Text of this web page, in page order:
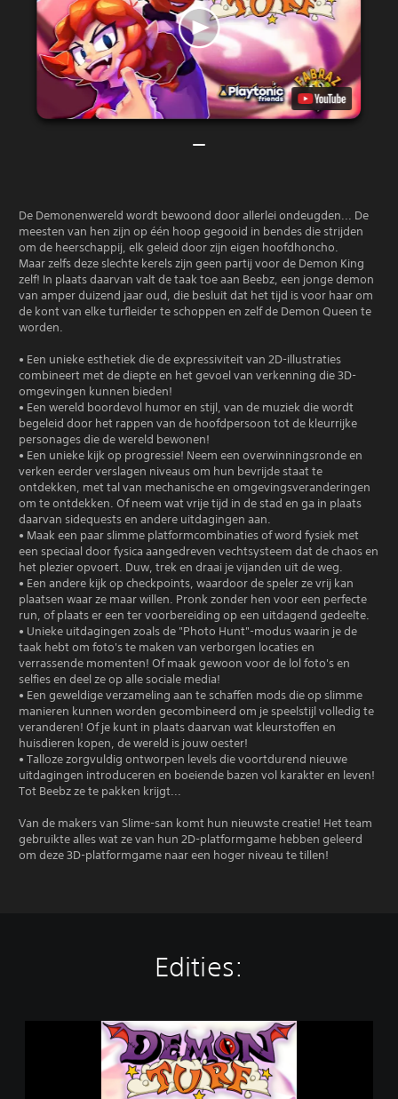
De Demonenwereld wordt bewoond door allerlei ondeugden... De
meesten van hen zijn op één hoop gegooid in bendes die strijden
om de heerschappij, elk geleid door zijn eigen hoofdhoncho.
Maar zelfs deze slechte kerels zijn geen partij voor de Demon King
zelf! In plaats daarvan valt de taak toe aan Beebz, een jonge demon
van amper duizend jaar oud, die besluit dat het tijd is voor haar om
de kont van elke turfleider te schoppen en zelf de Demon Queen te
worden.
• Een unieke esthetiek die de expressiviteit van 2D-illustraties
combineert met de diepte en het gevoel van verkenning die 3D-
omgevingen kunnen bieden!
• Een wereld boordevol humor en stijl, van de muziek die wordt
begeleid door het rappen van de hoofdpersoon tot de kleurrijke
personages die de wereld bewonen!
• Een unieke kijk op progressie! Neem een ​​overwinningsronde en
verken eerder verslagen niveaus om hun bevrijde staat te
ontdekken, met tal van mechanische en omgevingsveranderingen
om te ontdekken. Of neem wat vrije tijd in de stad en ga in plaats
daarvan sidequests en andere uitdagingen aan.
• Maak een paar slimme platformcombinaties of word fysiek met
een speciaal door fysica aangedreven vechtsysteem dat de chaos en
het plezier opvoert. Duw, trek en draai je vijanden uit de weg.
• Een andere kijk op checkpoints, waardoor de speler ze vrij kan
plaatsen waar ze maar willen. Pronk zonder hen voor een perfecte
run, of plaats er een ter voorbereiding op een uitdagend gedeelte.
• Unieke uitdagingen zoals de "Photo Hunt"-modus waarin je de
taak hebt om foto's te maken van verborgen locaties en
verrassende momenten! Of maak gewoon voor de lol foto's en
selfies en deel ze op alle sociale media!
• Een geweldige verzameling aan te schaffen mods die op slimme
manieren kunnen worden gecombineerd om je speelstijl volledig te
veranderen! Of je kunt in plaats daarvan wat kleurstoffen en
huisdieren kopen, de wereld is jouw oester!
• Talloze zorgvuldig ontworpen levels die voortdurend nieuwe
uitdagingen introduceren en boeiende bazen vol karakter en leven!
Tot Beebz ze te pakken krijgt...
Van de makers van Slime-san komt hun nieuwste creatie! Het team
gebruikte alles wat ze van hun 2D-platformgame hebben geleerd
om deze 3D-platformgame naar een hoger niveau te tillen!
Edities: